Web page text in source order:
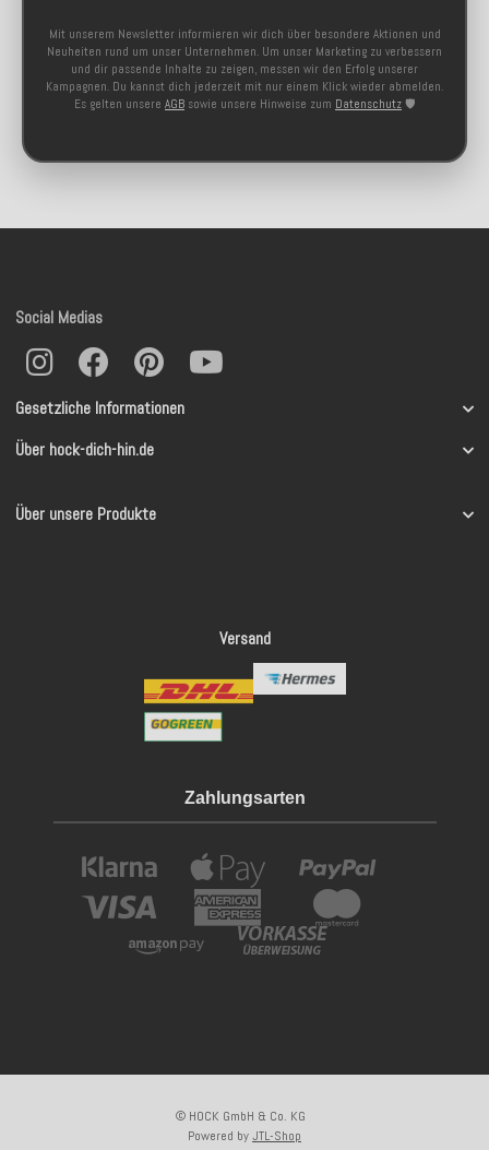
Mit unserem Newsletter informieren wir dich über besondere Aktionen und
Neuheiten rund um unser Unternehmen. Um unser Marketing zu verbessern
und dir passende Inhalte zu zeigen, messen wir den Erfolg unserer
Kampagnen. Du kannst dich jederzeit mit nur einem Klick wieder abmelden.
Es gelten unsere AGB sowie unsere Hinweise zum Datenschutz 🛡️
Gesetzliche Informationen
Über hock-dich-hin.de
Über unsere Produkte
Social Medias
Versand
Zahlungsarten
© HOCK GmbH & Co. KG
Powered byJTL-Shop